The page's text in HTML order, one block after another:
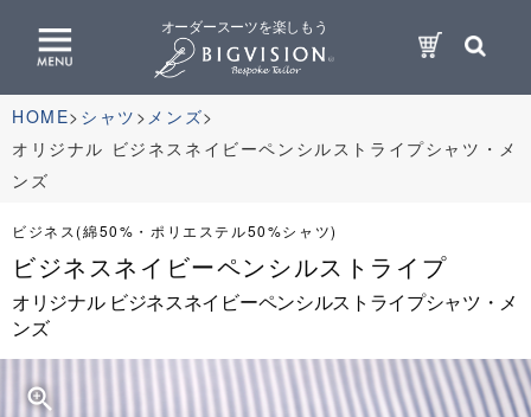
オーダースーツを楽しもう
HOME シャツ
メンズ
オリジナル ビジネスネイビーペンシルストライプシャツ・メ
ンズ
ビジネス(綿50%・ポリエステル50%シャツ)
ビジネスネイビーペンシルストライプ
オリジナル ビジネスネイビーペンシルストライプシャツ・メ
ンズ
zoom_in